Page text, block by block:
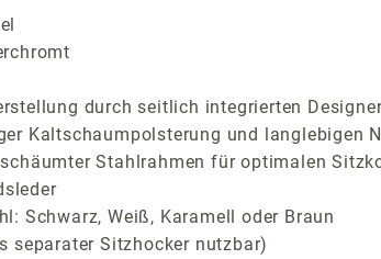
durch seitlich integrierten
Kaltschaumpolsterung und langlebigen
Stahlrahmen für optimalen
Schwarz, Weiß, Karamell oder Braun
separater Sitzhocker nutzbar)